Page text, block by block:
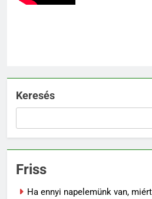
Keresés
Friss
Ha ennyi napelemünk van,